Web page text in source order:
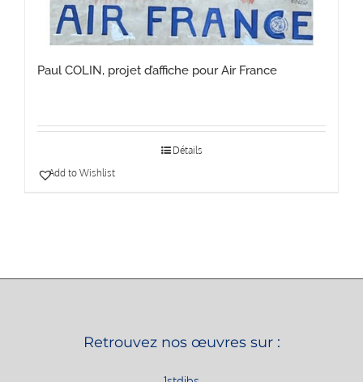
Paul COLIN, projet d’affiche pour Air France
Détails
Add to Wishlist
Retrouvez nos œuvres sur :